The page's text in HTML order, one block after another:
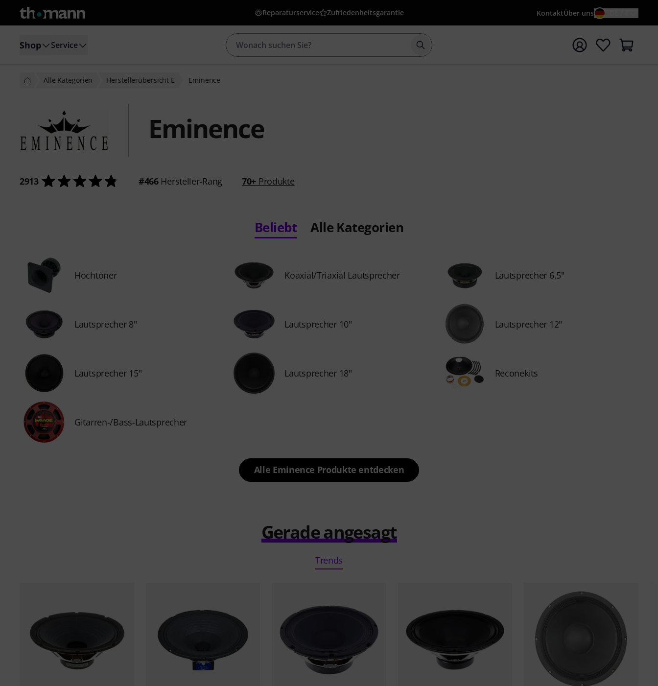
Reparaturservice Zufriedenheitsgarantie KontaktÜber uns
Shop Service Suche mit Suchwort {searchTerm} starten
Alle Kategorien Herstellerübersicht E Eminence
Eminence
2913 #466Hersteller-Rang 70+ Produkte
Beliebt Alle Kategorien
Hochtöner Koaxial/Triaxial Lautsprecher Lautsprecher 6,5"
Lautsprecher 8" Lautsprecher 10" Lautsprecher 12"
Lautsprecher 15" Lautsprecher 18" Reconekits
Gitarren-/Bass-Lautsprecher
Alle Eminence Produkte entdecken
Gerade angesagt
Trends